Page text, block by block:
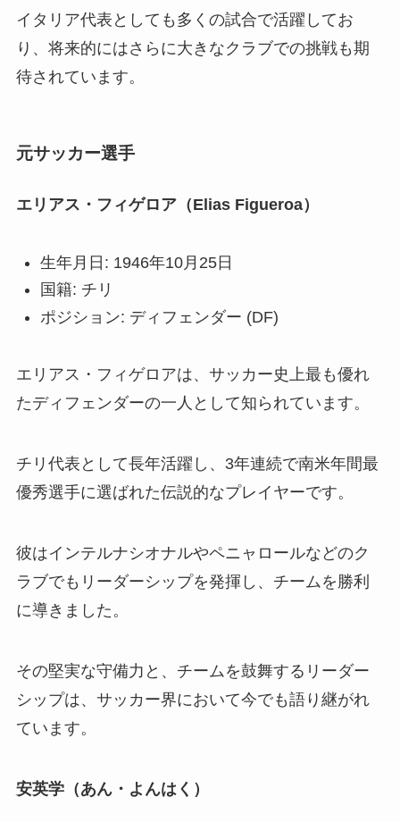
イタリア代表としても多くの試合で活躍してお
り、将来的にはさらに大きなクラブでの挑戦も期
待されています。
元サッカー選手
エリアス・フィゲロア（Elias Figueroa）
生年月日: 1946年10月25日
国籍: チリ
ポジション: ディフェンダー (DF)
エリアス・フィゲロアは、サッカー史上最も優れ
たディフェンダーの一人として知られています。
チリ代表として長年活躍し、3年連続で南米年間最
優秀選手に選ばれた伝説的なプレイヤーです。
彼はインテルナシオナルやペニャロールなどのク
ラブでもリーダーシップを発揮し、チームを勝利
に導きました。
その堅実な守備力と、チームを鼓舞するリーダー
シップは、サッカー界において今でも語り継がれ
ています。
安英学（あん・よんはく）